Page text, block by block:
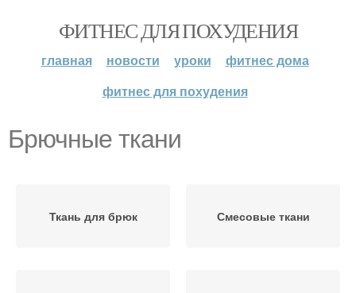
ФИТНЕС ДЛЯ ПОХУДЕНИЯ
главная новости уроки
фитнес дома
фитнес для похудения
Брючные ткани
Ткань для брюк Смесовые ткани